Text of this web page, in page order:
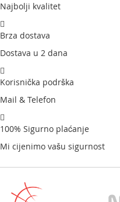
Najbolji kvalitet
Brza dostava
Dostava u 2 dana
Korisnička podrška
Mail & Telefon
100% Sigurno plaćanje
Mi cijenimo vašu sigurnost